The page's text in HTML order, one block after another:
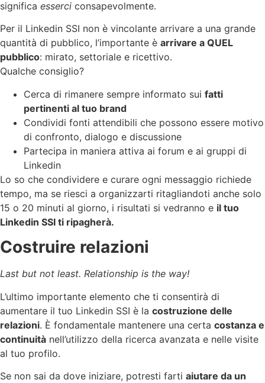
significa esserci consapevolmente.
Per il Linkedin SSI non è vincolante arrivare a una grande
quantità di pubblico, l’importante è arrivare a QUEL
pubblico: mirato, settoriale e ricettivo.
Qualche consiglio?
Cerca di rimanere sempre informato sui fatti
pertinenti al tuo brand
Condividi fonti attendibili che possono essere motivo
di confronto, dialogo e discussione
Partecipa in maniera attiva ai forum e ai gruppi di
Linkedin
Lo so che condividere e curare ogni messaggio richiede
tempo, ma se riesci a organizzarti ritagliandoti anche solo
15 o 20 minuti al giorno, i risultati si vedranno e il tuo
Linkedin SSI ti ripagherà.
Costruire relazioni
Last but not least. Relationship is the way!
L’ultimo importante elemento che ti consentirà di
aumentare il tuo Linkedin SSI è la costruzione delle
relazioni. È fondamentale mantenere una certa costanza e
continuità nell’utilizzo della ricerca avanzata e nelle visite
al tuo profilo.
Se non sai da dove iniziare, potresti farti aiutare da un